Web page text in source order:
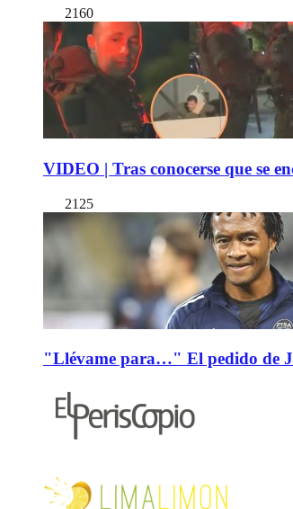
2160
VIDEO | Tras conocerse que se
2125
"Llévame para…" El pedido de